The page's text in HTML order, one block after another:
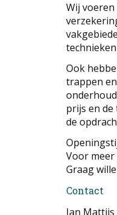
Wij
Ook
trappen
prijs en
de
Voor
Graag
Contact
Jan